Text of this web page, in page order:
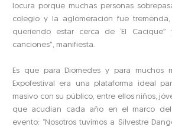
locura porque muchas personas
colegio y la aglomeración fue
queriendo estar cerca de ‘El
canciones”, manifiesta.
Es que para Diomedes y para muchos
Expofestival era una plataforma ideal
masivo con su público, entre ellos niños,
que acudían cada año en el marco del
evento: “Nosotros tuvimos a Silvestre